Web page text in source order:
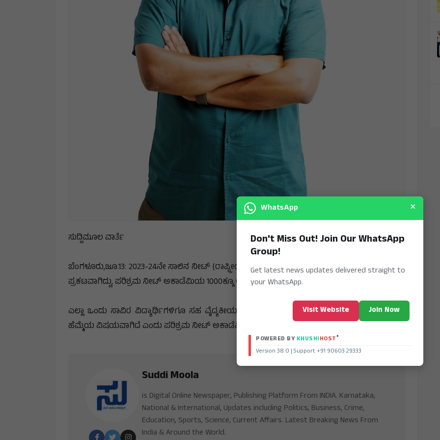
ಸುದ್ದಿಮೂಲ ವಾರ್ತೆ
ಬೆಂಗಳೂರು,ಜೂ.13: 2023-24ನೇ ಸಾಲಿನ ನೀಟ್ (ರಾಷ್ಟ್ರೀಯ ವೈದ್ಯಕೀಯ ಅರ್ಹತಾ ಪರೀಕ್ಷೆ) ಫಲಿತಾಂಶ ಮಂಗಳವಾರ
ಪ್ರಕಟವಾಗಿದ್ದು, ಪರಿಶ್ರಮ ನೀಟ್ ಅಕಾಡೆಮಿಯ 1000ಕ್ಕೂ ಅಧಿಕ ವಿದ್ಯಾರ್ಥಿಗಳು ಜಯಭೇರಿ ಬಾರಿಸಿದ್ದಾರೆ.
ಎಲ್ಲಾ ಒಂದು ಸಾವಿರ ವಿದ್ಯಾರ್ಥಿಗಳಿಗೂ ಸಹ ವೈದ್ಯಕೀಯ ಸೀಟು ಲಭಿಸುವ ನಿರೀಕ್ಷೆಯಿದೆ ಎಂದು ತಿಳಿಸಲು ಸಂಸ್ಥೆಗೆ
ಹೆಮ್ಮೆಯ ವಿಷಯವಾಗಿದೆ ಎಂದು ಪರಿಶ್ರಮ ನೀಟ್ ಅಕಾಡೆಮಿ ಸಂಸ್ಥಾಪಕ ಪ್ರದೀಪ್ ಈಶ್ವರ್ ತಿಳಿಸಿದ್ದಾರೆ.
Suddi Moola
is Digital Online Newspaper, Publishing Platform From INDIA. Karnataka,
National & International, Updates including Politics, Business, Crime,
Education, Sports, Science, Current Affairs. Latest Breaking News From
India & Around the World.
WhatsApp ×
Don't Miss Out! Join Our WhatsApp
Group!
Get latest news updates delivered straight to
your WhatsApp.
Visit Website Join Now
POWERED BY KHUSHIHOST®
Version 38.0 | Support +91 90603 29333